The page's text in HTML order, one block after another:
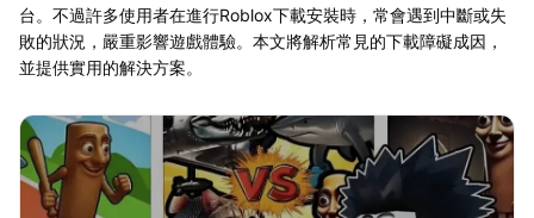
台。不過許多使用者在進行Roblox下載安裝時，常會遇到中斷或失
敗的狀況，嚴重影響遊戲體驗。本文將解析常見的下載障礙成因，
並提供實用的解決方案。